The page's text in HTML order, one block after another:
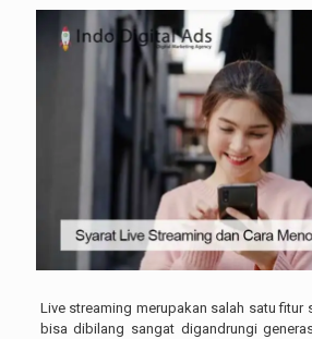
Live streaming merupakan salah satu fitur
bisa dibilang sangat digandrungi